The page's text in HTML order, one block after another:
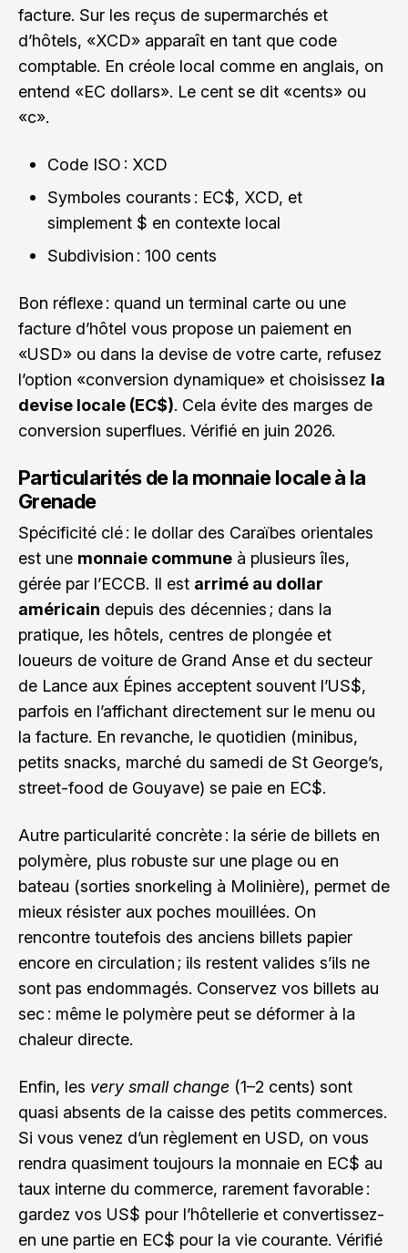
facture. Sur les reçus de supermarchés et
d’hôtels, «XCD» apparaît en tant que code
comptable. En créole local comme en anglais, on
entend «EC dollars». Le cent se dit «cents» ou
«c».
Code ISO : XCD
Symboles courants : EC$, XCD, et
simplement $ en contexte local
Subdivision : 100 cents
Bon réflexe : quand un terminal carte ou une
facture d’hôtel vous propose un paiement en
«USD» ou dans la devise de votre carte, refusez
l’option «conversion dynamique» et choisissez la
devise locale (EC$). Cela évite des marges de
conversion superflues. Vérifié en juin 2026.
Particularités de la monnaie locale à la
Grenade
Spécificité clé : le dollar des Caraïbes orientales
est une monnaie commune à plusieurs îles,
gérée par l’ECCB. Il est arrimé au dollar
américain depuis des décennies ; dans la
pratique, les hôtels, centres de plongée et
loueurs de voiture de Grand Anse et du secteur
de Lance aux Épines acceptent souvent l’US$,
parfois en l’affichant directement sur le menu ou
la facture. En revanche, le quotidien (minibus,
petits snacks, marché du samedi de St George’s,
street-food de Gouyave) se paie en EC$.
Autre particularité concrète : la série de billets en
polymère, plus robuste sur une plage ou en
bateau (sorties snorkeling à Molinière), permet de
mieux résister aux poches mouillées. On
rencontre toutefois des anciens billets papier
encore en circulation ; ils restent valides s’ils ne
sont pas endommagés. Conservez vos billets au
sec : même le polymère peut se déformer à la
chaleur directe.
Enfin, les very small change (1–2 cents) sont
quasi absents de la caisse des petits commerces.
Si vous venez d’un règlement en USD, on vous
rendra quasiment toujours la monnaie en EC$ au
taux interne du commerce, rarement favorable :
gardez vos US$ pour l’hôtellerie et convertissez-
en une partie en EC$ pour la vie courante. Vérifié